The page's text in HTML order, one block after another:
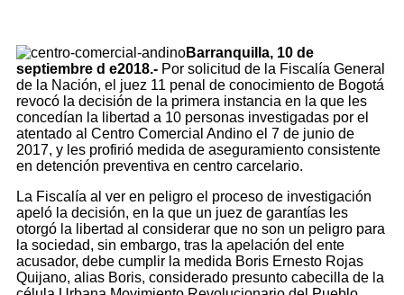
Barranquilla, 10 de
septiembre d e2018.- Por solicitud de la Fiscalía General
de la Nación, el juez 11 penal de conocimiento de Bogotá
revocó la decisión de la primera instancia en la que les
concedían la libertad a 10 personas investigadas por el
atentado al Centro Comercial Andino el 7 de junio de
2017, y les profirió medida de aseguramiento consistente
en detención preventiva en centro carcelario.
La Fiscalía al ver en peligro el proceso de investigación
apeló la decisión, en la que un juez de garantías les
otorgó la libertad al considerar que no son un peligro para
la sociedad, sin embargo, tras la apelación del ente
acusador, debe cumplir la medida Boris Ernesto Rojas
Quijano, alias Boris, considerado presunto cabecilla de la